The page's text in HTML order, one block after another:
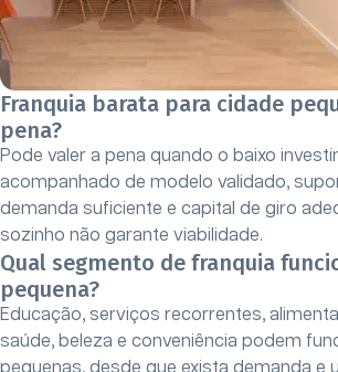
Franquia barata para cidade
pena?
Pode valer a pena quando o baixo
acompanhado de modelo validado,
demanda suficiente e capital de giro
sozinho não garante viabilidade.
Qual segmento de franquia
pequena?
Educação, serviços recorrentes,
saúde, beleza e conveniência podem
pequenas, desde que exista demanda e